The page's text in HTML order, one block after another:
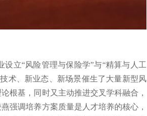
立“风险管理与保险学”与“精算与人工
术、新业态、新场景催生了大量新型风
根基，同时又主动推进交叉学科融合，
强调培养方案质量是人才培养的核心，